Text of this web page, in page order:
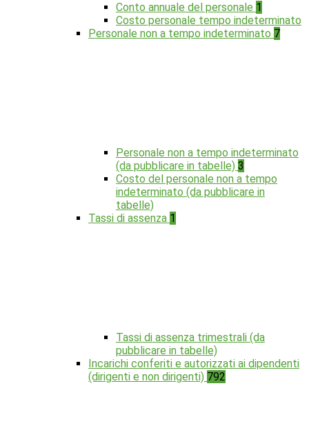
Conto annuale del personale 1
Costo personale tempo indeterminato
Personale non a tempo indeterminato 7
Personale non a tempo indeterminato
(da pubblicare in tabelle) 3
Costo del personale non a tempo
indeterminato (da pubblicare in
tabelle)
Tassi di assenza 1
Tassi di assenza trimestrali (da
pubblicare in tabelle)
Incarichi conferiti e autorizzati ai dipendenti
(dirigenti e non dirigenti) 792